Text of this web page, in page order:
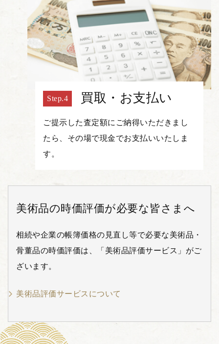
買取・お支払い
ご提示した査定額にご納得いただきまし
たら、その場で現金でお支払いいたしま
す。
美術品の時価評価が必要な皆さまへ
相続や企業の帳簿価格の見直し等で必要な美術品・
骨董品の時価評価は、「美術品評価サービス」がご
ざいます。
美術品評価サービスについて